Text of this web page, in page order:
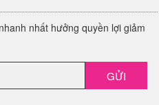
nhất hưởng quyền lợi giảm
GỬI